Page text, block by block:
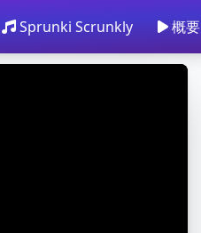
Sprunki Scrunkly 概要